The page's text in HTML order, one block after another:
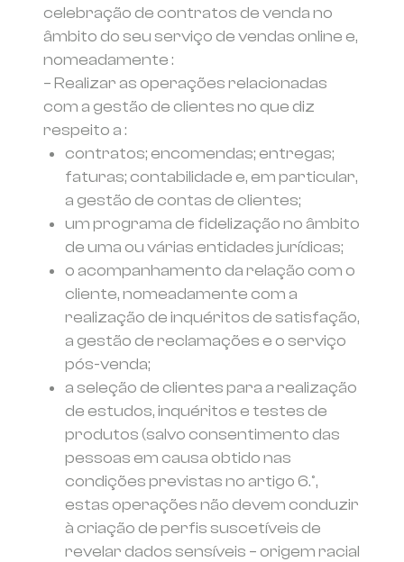
celebração de contratos de venda no
âmbito do seu serviço de vendas online e,
nomeadamente :
– Realizar as operações relacionadas
com a gestão de clientes no que diz
respeito a :
contratos; encomendas; entregas;
faturas; contabilidade e, em particular,
a gestão de contas de clientes;
um programa de fidelização no âmbito
de uma ou várias entidades jurídicas;
o acompanhamento da relação com o
cliente, nomeadamente com a
realização de inquéritos de satisfação,
a gestão de reclamações e o serviço
pós-venda;
a seleção de clientes para a realização
de estudos, inquéritos e testes de
produtos (salvo consentimento das
pessoas em causa obtido nas
condições previstas no artigo 6.º,
estas operações não devem conduzir
à criação de perfis suscetíveis de
revelar dados sensíveis – origem racial